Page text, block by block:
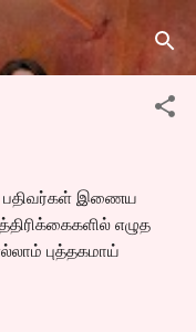
பதிவர்கள் இணைய
எழுத
புத்தகமாய்